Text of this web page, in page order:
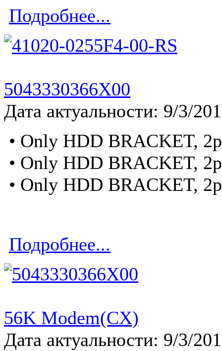
Подробнее...
5043330366X00
Дата актуальности: 9/3/
• Only HDD BRACKET,
• Only HDD BRACKET,
• Only HDD BRACKET,
Подробнее...
56K Modem(CX)
Дата актуальности: 9/3/